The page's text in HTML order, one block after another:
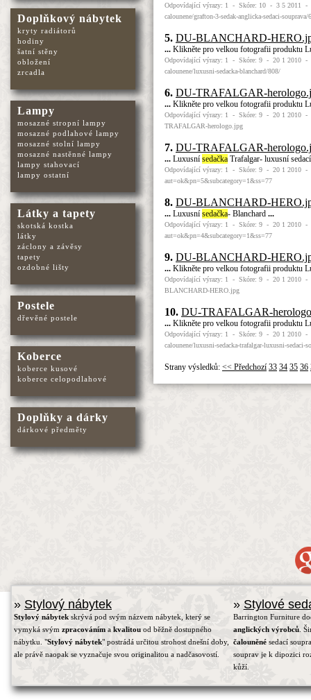
Odpovídající výrazy: 1 - Skóre: 10 - 3 5 2011 -
calounene/grafton-3-sedak-anglicka-sedaci-souprava/
5. DU-BLANCHARD-
...Klikněte pro velkou fotografii produktu
Odpovídající výrazy: 1 - Skóre: 9 - 20 1 2010 -
calounene/luxusni-sedacka-blanchard/808/
6. DU-TRAFALGAR-
...Klikněte pro velkou fotografii produktu
Odpovídající výrazy: 1 - Skóre: 9 - 20 1 2010 -
TRAFALGAR-herologo.jpg
7. DU-TRAFALGAR-
...Luxusní sedačkaTrafalgar- luxusní
Odpovídající výrazy: 1 - Skóre: 9 - 20 1 2010 -
aut=ok&pn=5&subcategory=1&ss=77
8. DU-BLANCHARD-
...Luxusní sedačka- Blanchard ...
Odpovídající výrazy: 1 - Skóre: 9 - 20 1 2010 -
aut=ok&pn=4&subcategory=1&ss=77
9. DU-BLANCHARD-
...Klikněte pro velkou fotografii produktu
Odpovídající výrazy: 1 - Skóre: 9 - 20 1 2010 -
BLANCHARD-HERO.jpg
10. DU-TRAFALGAR-
...Klikněte pro velkou fotografii produktu
Odpovídající výrazy: 1 - Skóre: 9 - 20 1 2010 -
calounene/luxusni-sedacka-trafalgar-luxusni-sedaci-
Strany výsledků: << Předchozí 33 34 35 36
Doplňkový nábytek
kryty radiátorů
hodiny
šatní stěny
obložení
zrcadla
Lampy
mosazné stropní lampy
mosazné podlahové lampy
mosazné stolní lampy
mosazné nastěnné lampy
lampy stahovací
lampy ostatní
Látky a tapety
skotská kostka
látky
záclony a závěsy
tapety
ozdobné lišty
Postele
dřevěné postele
Koberce
koberce kusové
koberce celopodlahové
Doplňky a dárky
dárkové předměty
» Stylový nábytek
Stylový nábytek skrývá pod svým názvem nábytek, který se
vymyká svým zpracováním a kvalitou od běžně dostupného
nábytku. "Stylový nábytek" postrádá určitou strohost dnešní doby,
ale právě naopak se vyznačuje svou originalitou a nadčasovostí.
» Stylové
Barrington Furniture
anglických výrobců.
čalouněnésedací
souprav je k dipozici
kůží.